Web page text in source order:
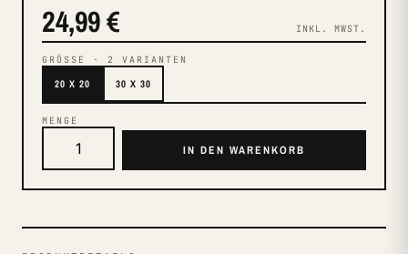
24,99 € INKL. MWST.
GRÖSSE · 2 VARIANTEN
20 X 20 30 X 30
MENGE
IN DEN WARENKORB